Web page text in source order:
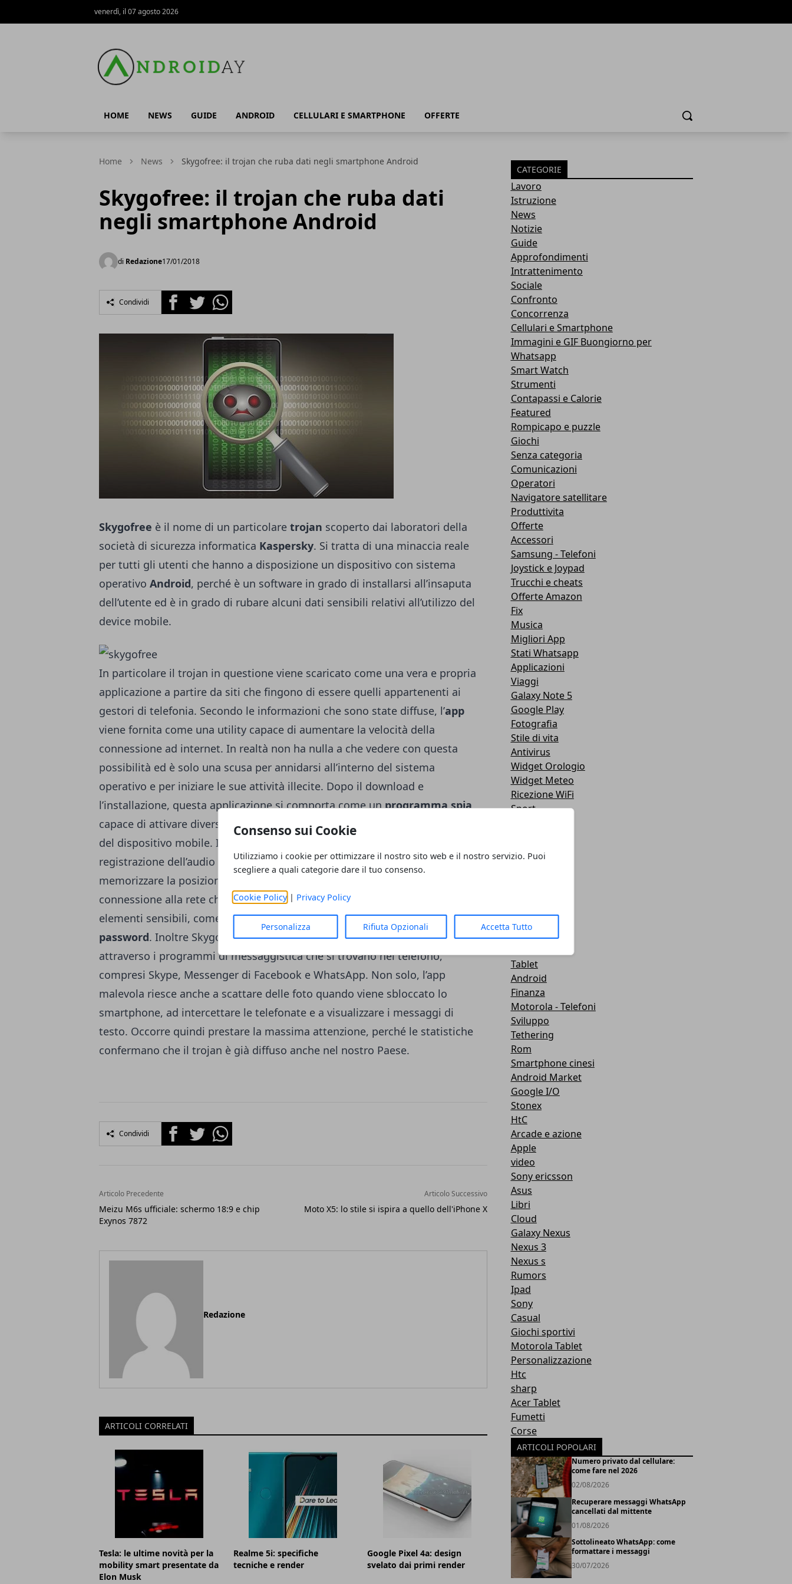
Consenso sui Cookie
Utilizziamo i cookie per ottimizzare il nostro sito web e il nostro servizio. Puoi
scegliere a quali categorie dare il tuo consenso.
Cookie Policy| Privacy Policy
Personalizza Rifiuta Opzionali Accetta Tutto
venerdì, il 07 agosto 2026
HOME NEWS GUIDE ANDROID CELLULARI E SMARTPHONE OFFERTE Cerca
Home News Skygofree: il trojan che ruba dati negli smartphone Android
Skygofree: il trojan che ruba dati
negli smartphone Android
di Redazione17/01/2018
Condividi FacebookTwitterWhatsapp
Skygofree è il nome di un particolare trojan scoperto dai laboratori della
società di sicurezza informatica Kaspersky. Si tratta di una minaccia reale
per tutti gli utenti che hanno a disposizione un dispositivo con sistema
operativo Android, perché è un software in grado di installarsi all’insaputa
dell’utente ed è in grado di rubare alcuni dati sensibili relativi all’utilizzo del
device mobile.
In particolare il trojan in questione viene scaricato come una vera e propria
applicazione a partire da siti che fingono di essere quelli appartenenti ai
gestori di telefonia. Secondo le informazioni che sono state diffuse, l’app
viene fornita come una utility capace di aumentare la velocità della
connessione ad internet. In realtà non ha nulla a che vedere con questa
possibilità ed è solo una scusa per annidarsi all’interno del sistema
operativo e per iniziare le sue attività illecite. Dopo il download e
l’installazione, questa applicazione si comporta come unprogramma spia,
capace di attivare diverse operazioni a discapito dell’utilizzo che l’utente fa
del dispositivo mobile. In particolare Skygofree è capace di abilitare la
registrazione dell’audio quando ci si trova in alcuni specifici posti, di
memorizzare la posizione in cui si trova il device, di abilitare una
connessione alla rete che permette ai malintenzionati di raccogliere
elementi sensibili, come quelli relativi allacronologiadi internet o le
password. Inoltre Skygofree è capace anche di leggere lechateffettuate
attraverso i programmi di messaggistica che si trovano nel telefono,
compresi Skype, Messenger di Facebook e WhatsApp. Non solo, l’app
malevola riesce anche a scattare delle foto quando viene sbloccato lo
smartphone, ad intercettare le telefonate e a visualizzare i messaggi di
testo. Occorre quindi prestare la massima attenzione, perché le statistiche
confermano che il trojan è già diffuso anche nel nostro Paese.
Condividi FacebookTwitterWhatsapp
Articolo Precedente
Meizu M6s ufficiale: schermo 18:9 e chip
Exynos 7872
Articolo Successivo
Moto X5: lo stile si ispira a quello dell'iPhone X
Redazione
ARTICOLI CORRELATI
Tesla: le ultime novità per la
mobility smart presentate da
Elon Musk
Realme 5i: specifiche
tecniche e render
Google Pixel 4a: design
svelato dai primi render
CATEGORIE
Lavoro
Istruzione
News
Notizie
Guide
Approfondimenti
Intrattenimento
Sociale
Confronto
Concorrenza
Cellulari e Smartphone
Immagini e GIF Buongiorno per
Whatsapp
Smart Watch
Strumenti
Contapassi e Calorie
Featured
Rompicapo e puzzle
Giochi
Senza categoria
Comunicazioni
Operatori
Navigatore satellitare
Produttivita
Offerte
Accessori
Samsung - Telefoni
Joystick e Joypad
Trucchi e cheats
Offerte Amazon
Fix
Musica
Migliori App
Stati Whatsapp
Applicazioni
Viaggi
Galaxy Note 5
Google Play
Fotografia
Stile di vita
Antivirus
Widget Orologio
Widget Meteo
Ricezione WiFi
Sport
Emulazione
Cardboard VR
Firmware
Tablet
Android
Finanza
Motorola - Telefoni
Sviluppo
Tethering
Rom
Smartphone cinesi
Android Market
Google I/O
Stonex
HtC
Arcade e azione
Apple
video
Sony ericsson
Asus
Libri
Cloud
Galaxy Nexus
Nexus 3
Nexus s
Rumors
Ipad
Sony
Casual
Giochi sportivi
Motorola Tablet
Personalizzazione
Htc
sharp
Acer Tablet
Fumetti
Corse
ARTICOLI POPOLARI
Numero privato dal cellulare:
come fare nel 2026
02/08/2026
Recuperare messaggi WhatsApp
cancellati dal mittente
01/08/2026
Sottolineato WhatsApp: come
formattare i messaggi
30/07/2026